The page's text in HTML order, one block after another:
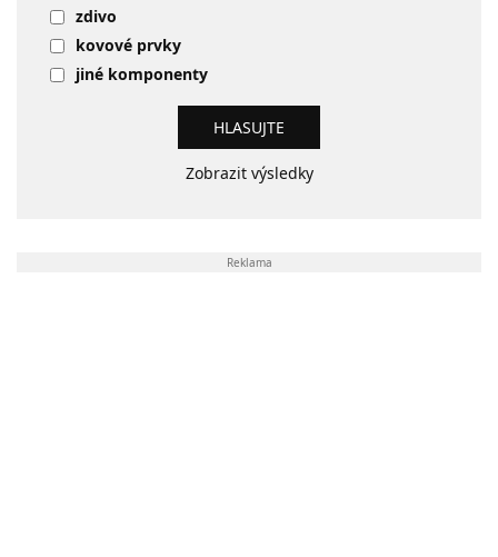
zdivo
kovové prvky
jiné komponenty
Zobrazit výsledky
Reklama